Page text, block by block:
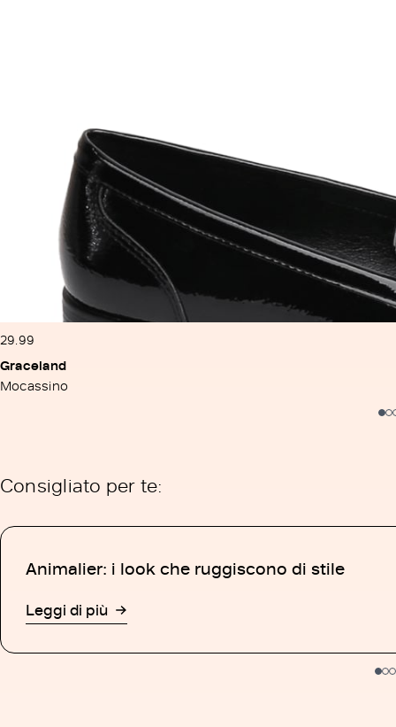
29.99
Graceland
Mocassino
Consigliato per te:
Animalier: i look che ruggiscono di stile
Leggi di più